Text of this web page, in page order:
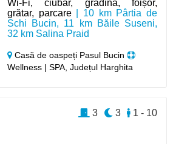
Wi-Fi, ciubăr, gradina, foișor,
grătar, parcare| 10 km Pârtia de
Schi Bucin, 11 km Băile Suseni,
32 km Salina Praid
Casă de oaspeți Pasul Bucin
Wellness | SPA, Județul Harghita
1 - 10
3
3